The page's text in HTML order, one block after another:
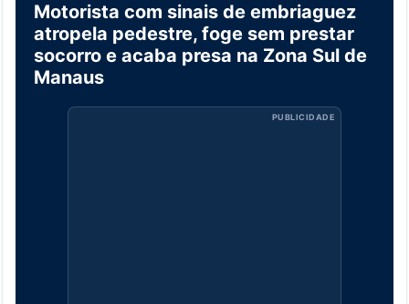
Motorista com sinais de embriaguez
atropela pedestre, foge sem prestar
socorro e acaba presa na Zona Sul de
Manaus
PUBLICIDADE